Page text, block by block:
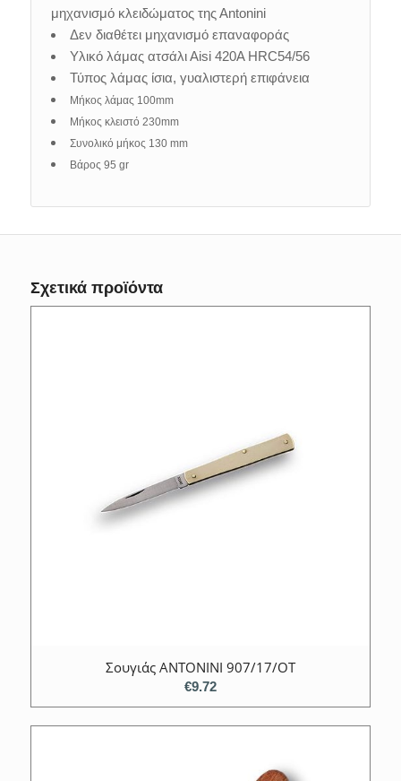
μηχανισμό κλειδώματος της Αntonini
Δεν διαθέτει μηχανισμό επαναφοράς
Υλικό λάμας ατσάλι Αisi 420Α ΗRC54/56
Τύπος λάμας ίσια, γυαλιστερή επιφάνεια
Μήκος λάμας 100mm
Μήκος κλειστό 230mm
Συνολικό μήκος 130 mm
Βάρος 95 gr
Σχετικά προϊόντα
Σουγιάς ANTONINI 907/17/OT
€9.72